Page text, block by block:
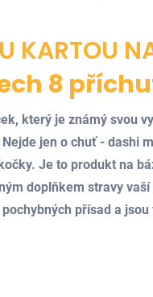
KARTOU
8
který je známý svou
jen o chuť - dashi
Je to produkt na
doplňkem stravy
přísad a